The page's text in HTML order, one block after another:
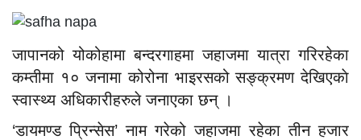
जापानको योकोहामा बन्दरगाहमा जहाजमा यात्रा गरिरहेका
कम्तीमा १० जनामा कोरोना भाइरसको सङ्क्रमण देखिएकाे
स्वास्थ्य अधिकारीहरुले जनाएका छन् ।
‘डायमण्ड प्रिन्सेस’ नाम गरेको जहाजमा रहेका तीन हजार